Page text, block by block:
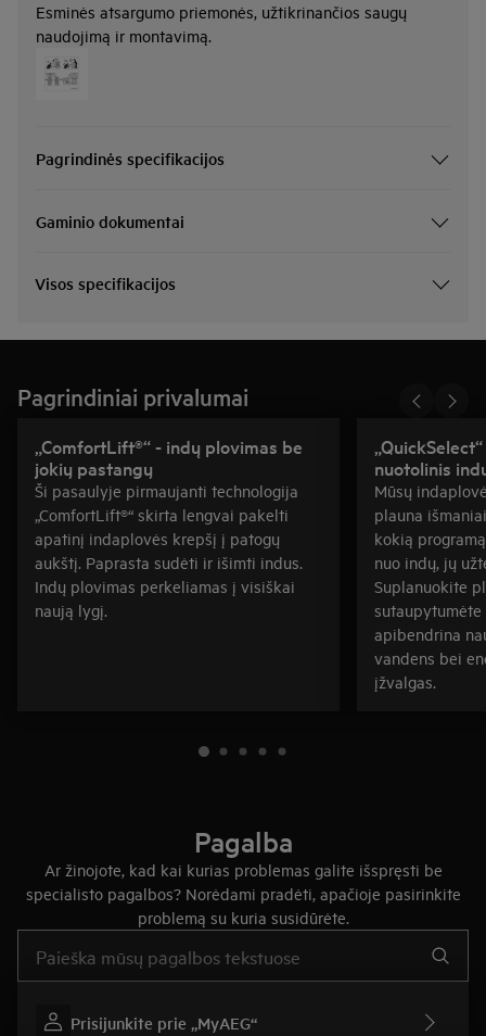
Esminės atsargumo priemonės, užtikrinančios saugų
naudojimą ir montavimą.
Pagrindinės specifikacijos
Gaminio dokumentai
Visos specifikacijos
Pagrindiniai privalumai
„ComfortLift®“ - indų plovimas be
jokių pastangų
Ši pasaulyje pirmaujanti technologija
„ComfortLift®“ skirta lengvai pakelti
apatinį indaplovės krepšį į patogų
aukštį. Paprasta sudėti ir išimti indus.
Indų plovimas perkeliamas į visiškai
naują lygį.
nuotolinis
Mūsų
plauna
kokią
nuo indų, jų
Suplanuokite
sutaupytumėte
apibendrina
vandens bei
įžvalgas.
Pagalba
Ar žinojote, kad kai kurias problemas galite išspręsti be
specialisto pagalbos? Norėdami pradėti, apačioje pasirinkite
problemą su kuria susidūrėte.
Prisijunkite prie „MyAEG“